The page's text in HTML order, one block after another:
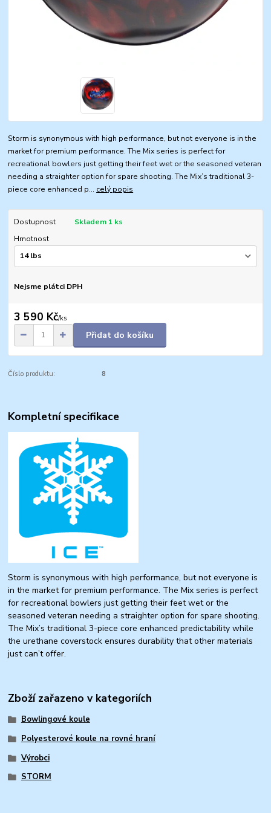
Storm is synonymous with high performance, but not everyone is in the
market for premium performance. The Mix series is perfect for
recreational bowlers just getting their feet wet or the seasoned veteran
needing a straighter option for spare shooting. The Mix’s traditional 3-
piece core enhanced p... celý popis
Dostupnost
Skladem 1 ks
Hmotnost
Nejsme plátci DPH
3 590 Kč/ks
Přidat do košíku
Číslo produktu: 8
Kompletní specifikace
Storm is synonymous with high performance, but not everyone is
in the market for premium performance. The Mix series is perfect
for recreational bowlers just getting their feet wet or the
seasoned veteran needing a straighter option for spare shooting.
The Mix’s traditional 3-piece core enhanced predictability while
the urethane coverstock ensures durability that other materials
just can’t offer.
Zboží zařazeno v kategoriích
Bowlingové koule
Polyesterové koule na rovné hraní
Výrobci
STORM